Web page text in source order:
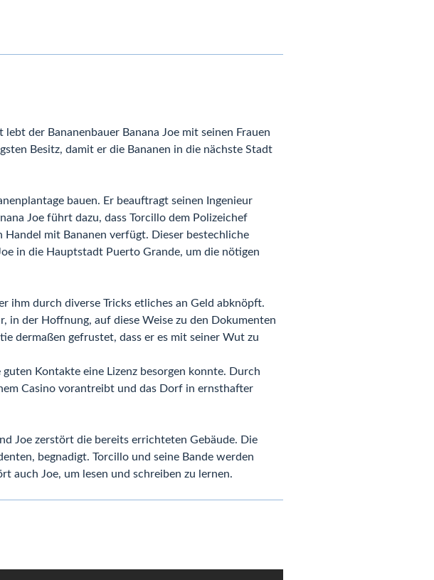
der Bananenbauer Banana Joe mit seinen Frauen
Besitz, damit er die Bananen in die nächste Stadt
bauen. Er beauftragt seinen Ingenieur
Joe führt dazu, dass Torcillo dem Polizeichef
mit Bananen verfügt. Dieser bestechliche
in die Hauptstadt Puerto Grande, um die nötigen
ihm durch diverse Tricks etliches an Geld abknöpft.
in der Hoffnung, auf diese Weise zu den Dokumenten
dermaßen gefrustet, dass er es mit seiner Wut zu
Kontakte eine Lizenz besorgen konnte. Durch
Casino vorantreibt und das Dorf in ernsthafter
Joe zerstört die bereits errichteten Gebäude. Die
begnadigt. Torcillo und seine Bande werden
auch Joe, um lesen und schreiben zu lernen.